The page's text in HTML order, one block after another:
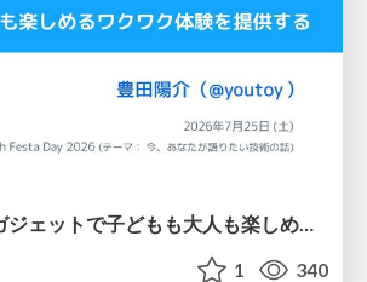
Webの技術とガジェットで子どもも大人も楽しめるワクワク体験を提供する / Qiita Tech Festa Day 2026
1 340